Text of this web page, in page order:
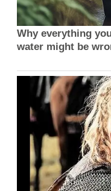
Why everything
water might be